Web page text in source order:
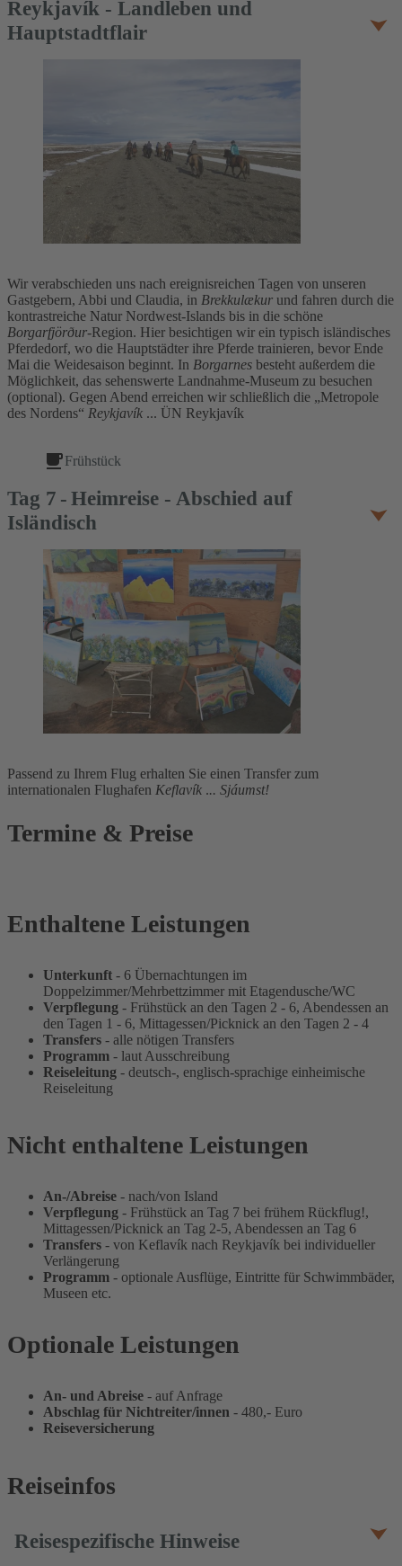
Reykjavík - Landleben und
Hauptstadtflair
Wir verabschieden uns nach ereignisreichen Tagen von unseren
Gastgebern, Abbi und Claudia, in Brekkulækur und fahren durch die
kontrastreiche Natur Nordwest-Islands bis in die schöne
Borgarfjörður-Region. Hier besichtigen wir ein typisch isländisches
Pferdedorf, wo die Hauptstädter ihre Pferde trainieren, bevor Ende
Mai die Weidesaison beginnt. In Borgarnes besteht außerdem die
Möglichkeit, das sehenswerte Landnahme-Museum zu besuchen
(optional). Gegen Abend erreichen wir schließlich die „Metropole
des Nordens“ Reykjavík ... ÜN Reykjavík
Frühstück
Tag 7
Heimreise - Abschied auf
Isländisch
Passend zu Ihrem Flug erhalten Sie einen Transfer zum
internationalen Flughafen Keflavík ... Sjáumst!
Termine & Preise
Enthaltene Leistungen
Unterkunft - 6 Übernachtungen im
Doppelzimmer/Mehrbettzimmer mit Etagendusche/WC
Verpflegung - Frühstück an den Tagen 2 - 6, Abendessen an
den Tagen 1 - 6, Mittagessen/Picknick an den Tagen 2 - 4
Transfers - alle nötigen Transfers
Programm - laut Ausschreibung
Reiseleitung - deutsch-, englisch-sprachige einheimische
Reiseleitung
Nicht enthaltene Leistungen
An-/Abreise - nach/von Island
Verpflegung - Frühstück an Tag 7 bei frühem Rückflug!,
Mittagessen/Picknick an Tag 2-5, Abendessen an Tag 6
Transfers - von Keflavík nach Reykjavík bei individueller
Verlängerung
Programm - optionale Ausflüge, Eintritte für Schwimmbäder,
Museen etc.
Optionale Leistungen
An- und Abreise - auf Anfrage
Abschlag für Nichtreiter/innen - 480,- Euro
Reiseversicherung
Reiseinfos
Reisespezifische Hinweise